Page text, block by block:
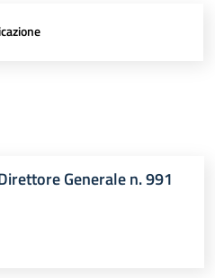
Generale n. 991